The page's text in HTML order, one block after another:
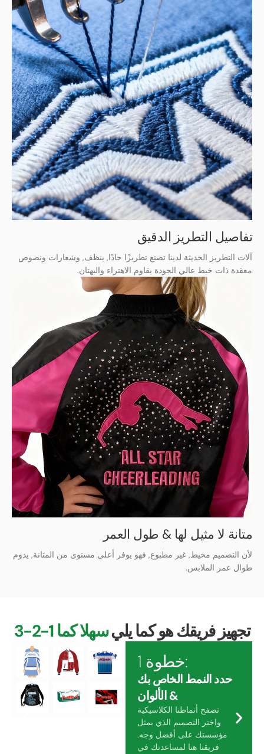
تفاصيل التطريز الدقيق
آلات التطريز الحديثة لدينا تصنع تطريزًا حادًا, ينظف, وشعارات ونصوص
معقدة ذات خيط عالي الجودة يقاوم الاهتراء والبهتان.
متانة لا مثيل لها & طول العمر
لأن التصميم مخيط, غير مطبوع, فهو يوفر أعلى مستوى من المتانة, يدوم
طوال عمر الملابس.
تجهيز فريقك هو كما يليسهلا كما 1-2-3
حدد النمط الخاص بك
& الألوان
تصفح أنماطنا الكلاسيكية
واختر التصميم الذي يمثل
مؤسستك على أفضل وجه.
فريقنا هنا لمساعدتك في